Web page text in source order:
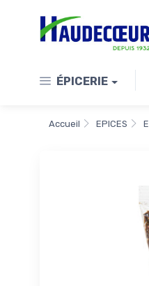
ÉPICERIE
Accueil EPICES